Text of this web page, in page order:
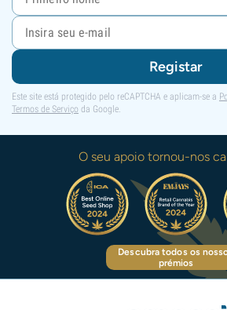
Registar
Este site está protegido pelo reCAPTCHA e aplicam-se a
Termos de Serviço da Google.
O seu apoio tornou-nos
Descubra todos os
prémios